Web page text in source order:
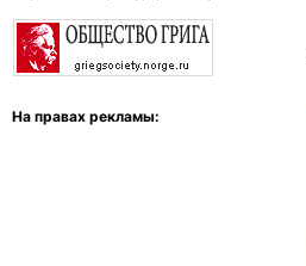
На правах рекламы: